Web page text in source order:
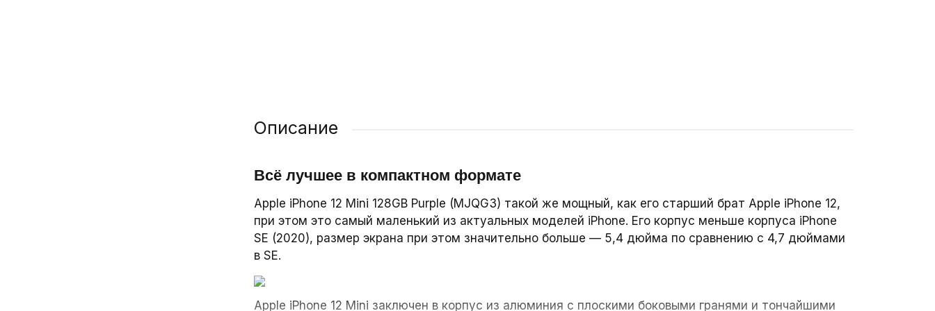
Описание
Всё лучшее в компактном формате
Apple iPhone 12 Mini 128GB Purple (MJQG3) такой же мощный, как его старший брат Apple iPhone 12,
при этом это самый маленький из актуальных моделей iPhone. Его корпус меньше корпуса iPhone
SE (2020), размер экрана при этом значительно больше — 5,4 дюйма по сравнению с 4,7 дюймами
в SE.
Apple iPhone 12 Mini заключен в корпус из алюминия с плоскими боковыми гранями и тончайшими